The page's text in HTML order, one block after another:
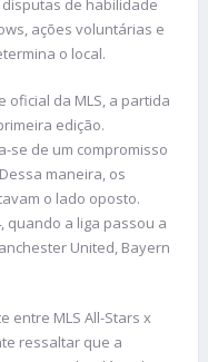
disputas de habilidade
ações voluntárias e
o local.
oficial da MLS, a partida
edição.
se de um compromisso
maneira, os
o lado oposto.
quando a liga passou a
United, Bayern
entre MLS All-Stars x
ressaltar que a